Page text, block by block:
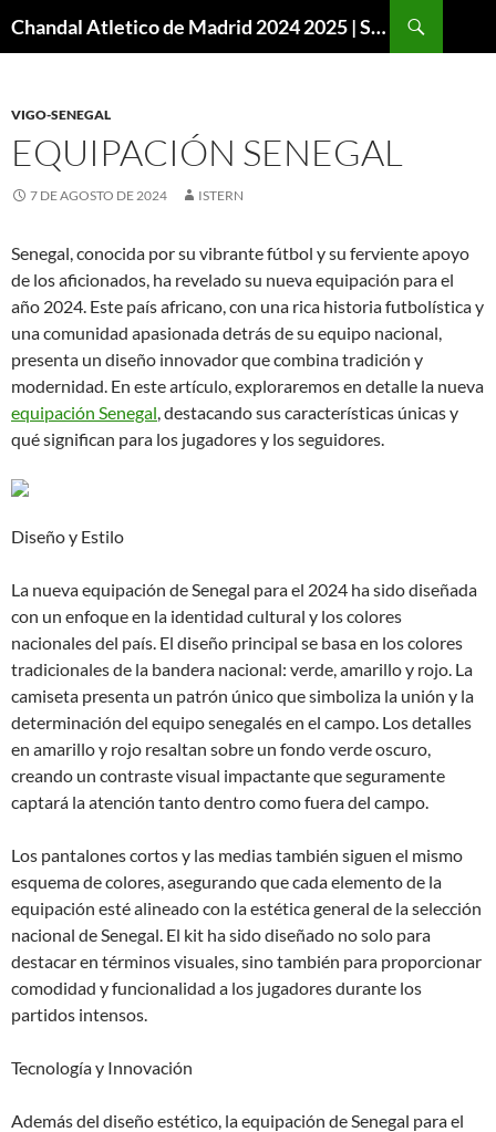
Chandal Atletico de Madrid 2024 2025 | SuperVigo
VIGO-SENEGAL
EQUIPACIÓN SENEGAL
7 DE AGOSTO DE 2024 ISTERN
Senegal, conocida por su vibrante fútbol y su ferviente apoyo
de los aficionados, ha revelado su nueva equipación para el
año 2024. Este país africano, con una rica historia futbolística y
una comunidad apasionada detrás de su equipo nacional,
presenta un diseño innovador que combina tradición y
modernidad. En este artículo, exploraremos en detalle la nueva
equipación Senegal, destacando sus características únicas y
qué significan para los jugadores y los seguidores.
Diseño y Estilo
La nueva equipación de Senegal para el 2024 ha sido diseñada
con un enfoque en la identidad cultural y los colores
nacionales del país. El diseño principal se basa en los colores
tradicionales de la bandera nacional: verde, amarillo y rojo. La
camiseta presenta un patrón único que simboliza la unión y la
determinación del equipo senegalés en el campo. Los detalles
en amarillo y rojo resaltan sobre un fondo verde oscuro,
creando un contraste visual impactante que seguramente
captará la atención tanto dentro como fuera del campo.
Los pantalones cortos y las medias también siguen el mismo
esquema de colores, asegurando que cada elemento de la
equipación esté alineado con la estética general de la selección
nacional de Senegal. El kit ha sido diseñado no solo para
destacar en términos visuales, sino también para proporcionar
comodidad y funcionalidad a los jugadores durante los
partidos intensos.
Tecnología y Innovación
Además del diseño estético, la equipación de Senegal para el